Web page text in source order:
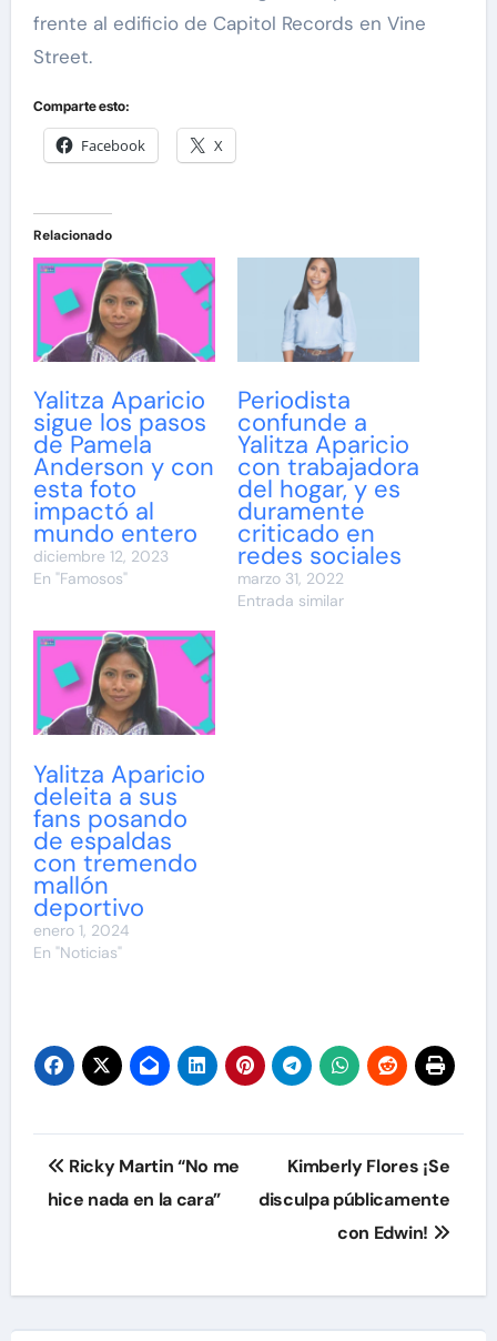
frente al edificio de Capitol Records en Vine
Street.
Comparte esto:
Facebook X
Relacionado
Yalitza Aparicio
sigue los pasos
de Pamela
Anderson y con
esta foto
impactó al
mundo entero
diciembre 12, 2023
En "Famosos"
Periodista
confunde a
Yalitza Aparicio
con trabajadora
del hogar, y es
duramente
criticado en
redes sociales
marzo 31, 2022
Entrada similar
Yalitza Aparicio
deleita a sus
fans posando
de espaldas
con tremendo
mallón
deportivo
enero 1, 2024
En "Noticias"
Navegación
de
Ricky Martin “No me
hice nada en la cara”
Kimberly Flores ¡Se
disculpa públicamente
con Edwin!